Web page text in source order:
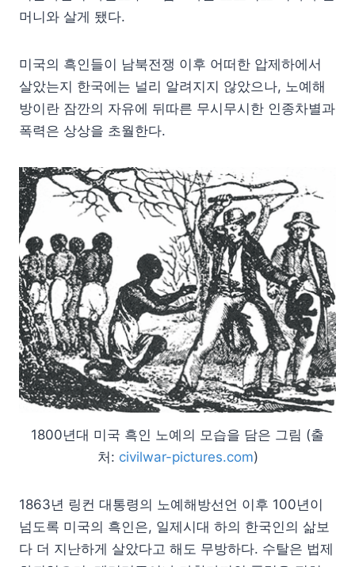
머니와 살게 됐다.
미국의 흑인들이 남북전쟁 이후 어떠한 압제하에서
살았는지 한국에는 널리 알려지지 않았으나, 노예해
방이란 잠깐의 자유에 뒤따른 무시무시한 인종차별과
폭력은 상상을 초월한다.
1800년대 미국 흑인 노예의 모습을 담은 그림 (출
처: civilwar-pictures.com)
1863년 링컨 대통령의 노예해방선언 이후 100년이
넘도록 미국의 흑인은, 일제시대 하의 한국인의 삶보
다 더 지난하게 살았다고 해도 무방하다. 수탈은 법제